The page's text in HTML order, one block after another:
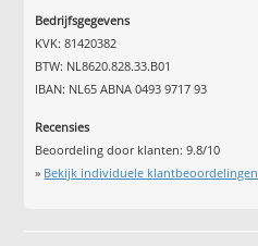
Bedrijfsgegevens
KVK: 81420382
BTW: NL8620.828.33.B01
IBAN: NL65 ABNA 0493 9717 93
Recensies
Beoordeling door klanten:9.8/10
» Bekijk individuele klantbeoordelingen